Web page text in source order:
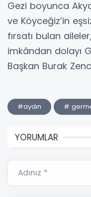
Gezi boyunca
ve Köyceğiz’in
fırsatı bulan
imkândan dolayı
Başkan Burak
#aydın #
YORUMLAR
Adınız *